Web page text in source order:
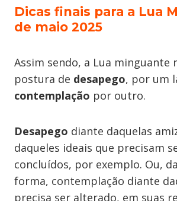
Dicas finais para a Lua
de maio 2025
Assim sendo, a Lua minguante
postura de desapego, por um
contemplação por outro.
Desapego diante daquelas
daqueles ideais que precisam
concluídos, por exemplo. Ou,
forma, contemplação diante
precisa ser alterado, em suas